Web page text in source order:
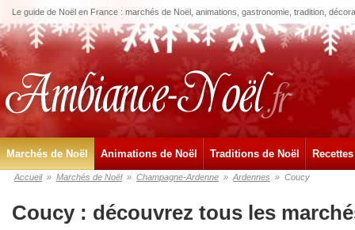
Le guide de Noël en France : marchés de Noël, animations, gastronomie, tradition,
Marchés de Noël Animations de Noël Traditions de Noël
Accueil » Marchés de Noël » Champagne-Ardenne » Ardennes » Coucy
Coucy : découvrez tous les